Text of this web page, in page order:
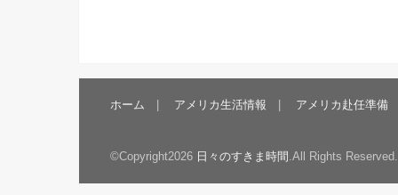
ホーム アメリカ生活情報 アメリカ赴任準備
©Copyright2026 日々のすきま時間 .All Rights Reserved.